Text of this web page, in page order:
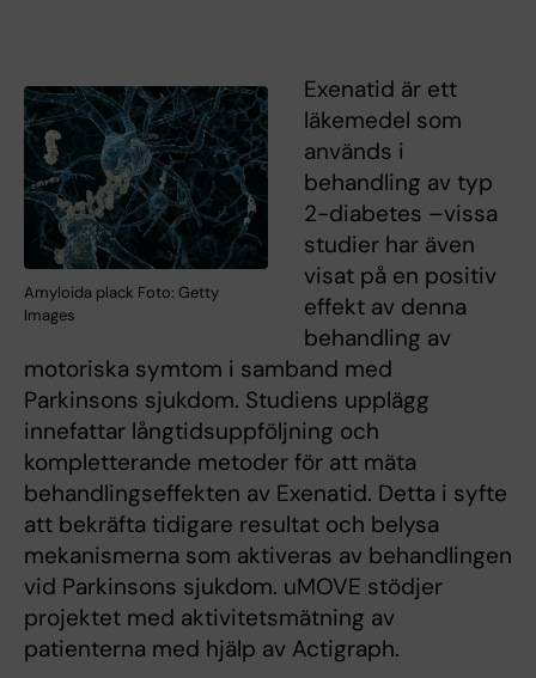
Amyloida plack Foto: Getty
Images
Exenatid är ett
läkemedel som
används i
behandling av typ
2-diabetes –vissa
studier har även
visat på en positiv
effekt av denna
behandling av
motoriska symtom i samband med
Parkinsons sjukdom. Studiens upplägg
innefattar långtidsuppföljning och
kompletterande metoder för att mäta
behandlingseffekten av Exenatid. Detta i syfte
att bekräfta tidigare resultat och belysa
mekanismerna som aktiveras av behandlingen
vid Parkinsons sjukdom. uMOVE stödjer
projektet med aktivitetsmätning av
patienterna med hjälp av Actigraph.